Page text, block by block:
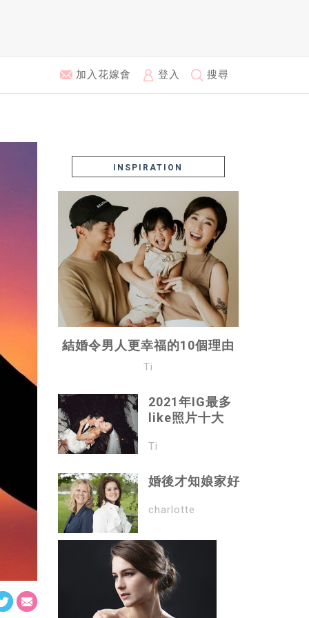
加入花嫁會 登入 搜尋
INSPIRATION
結婚令男人更幸福的10個理由
Ti
2021年IG最多
like照片十大
Ti
婚後才知娘家好
charlotte